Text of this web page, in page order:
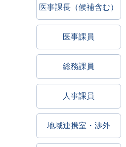
医事課長（候補含む）
医事課員
総務課員
人事課員
地域連携室・渉外